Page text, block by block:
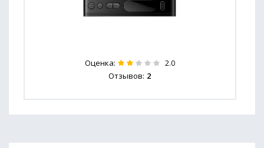
Оценка: 2.0
Отзывов: 2